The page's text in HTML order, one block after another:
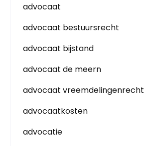
advocaat
advocaat bestuursrecht
advocaat bijstand
advocaat de meern
advocaat vreemdelingenrecht
advocaatkosten
advocatie